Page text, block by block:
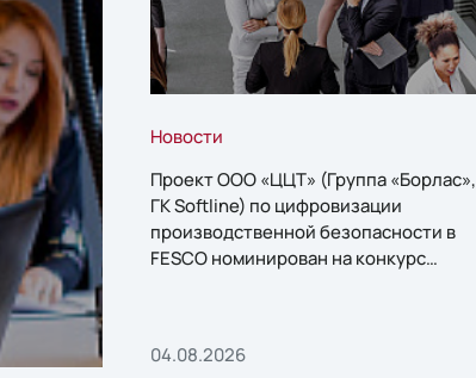
Новости
Проект ООО «ЦЦТ» (Группа «Борлас»,
ГК Softline) по цифровизации
производственной безопасности в
FESCO номинирован на конкурс
04.08.2026